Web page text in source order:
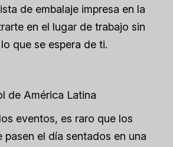
de embalaje impresa en la
en el lugar de trabajo sin
que se espera de ti.
de América Latina
eventos, es raro que los
pasen el día sentados en una